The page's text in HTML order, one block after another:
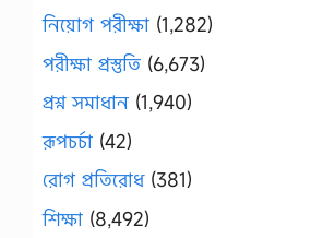
নিয়োগ পরীক্ষা (1,282)
পরীক্ষা প্রস্তুতি (6,673)
প্রশ্ন সমাধান (1,940)
রূপচর্চা (42)
রোগ প্রতিরোধ(381)
শিক্ষা (8,492)